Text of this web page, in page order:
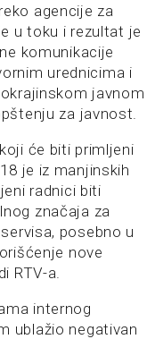
agencije za
u toku i rezultat je
komunikacije
urednicima i
javnom
za javnost.
će biti primljeni
je iz manjinskih
radnici biti
značaja za
posebno u
nove
RTV-a.
internog
ublažio negativan